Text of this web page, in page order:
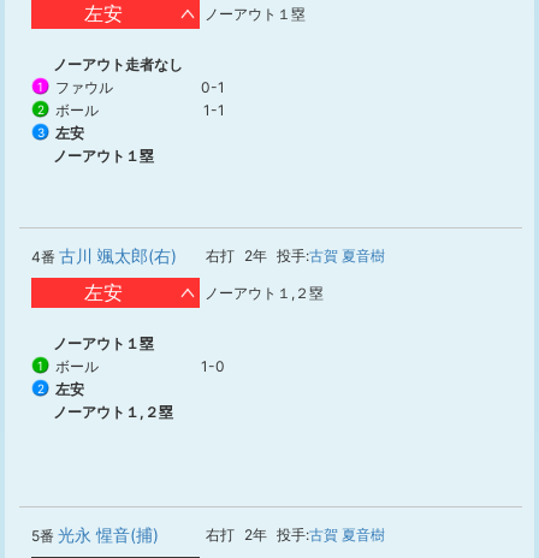
左安 ノーアウト１塁
ノーアウト走者なし
1 ファウル 0-1
2 ボール 1-1
3
左安
ノーアウト１塁
4番 古川 颯太郎(右) 右打 2年 投手:古賀 夏音樹
左安 ノーアウト１,２塁
ノーアウト１塁
1 ボール 1-0
2
左安
ノーアウト１,２塁
5番 光永 惺音(捕) 右打 2年 投手:古賀 夏音樹